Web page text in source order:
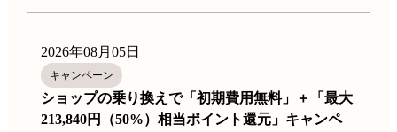
2026年08月05日
キャンペーン
ショップの乗り換えで「初期費用無料」＋「最大
213,840円（50%）相当ポイント還元」キャンペ